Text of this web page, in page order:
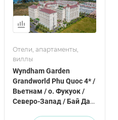
Отели, апартаменты,
виллы
Wyndham Garden
Grandworld Phu Quoc 4* /
Вьетнам / о. Фукуок /
Северо-Запад / Бай Дай